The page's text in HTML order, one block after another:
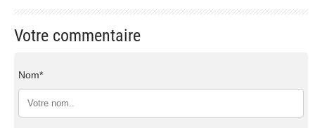
Votre commentaire
Nom*